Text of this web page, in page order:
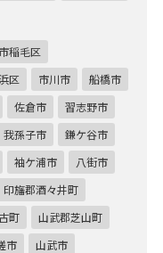
稲毛区
区 市川市
船橋市
佐倉市
習志野市
我孫子市
鎌ケ谷市
袖ケ浦市
八街市
印旛郡酒々井町
町
山武郡芝山町
市
山武市